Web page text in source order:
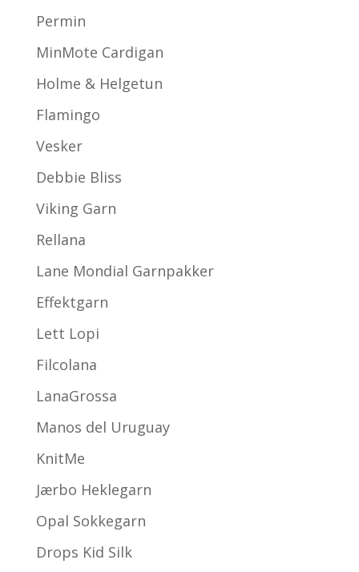
Permin
MinMote Cardigan
Holme & Helgetun
Flamingo
Vesker
Debbie Bliss
Viking Garn
Rellana
Lane Mondial Garnpakker
Effektgarn
Lett Lopi
Filcolana
LanaGrossa
Manos del Uruguay
KnitMe
Jærbo Heklegarn
Opal Sokkegarn
Drops Kid Silk